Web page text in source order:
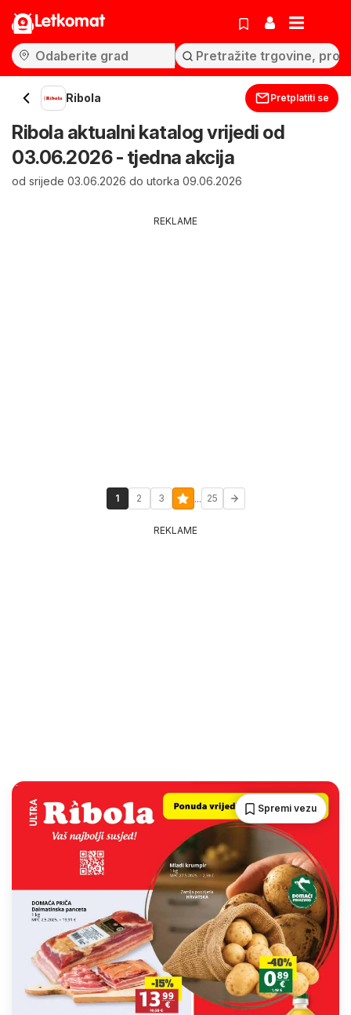
Letkomat
Ribola Pretplatiti se
Ribola aktualni katalog vrijedi od
03.06.2026 - tjedna akcija
od srijede 03.06.2026 do utorka 09.06.2026
REKLAME
1 2 3 ... 25
REKLAME
Spremi vezu